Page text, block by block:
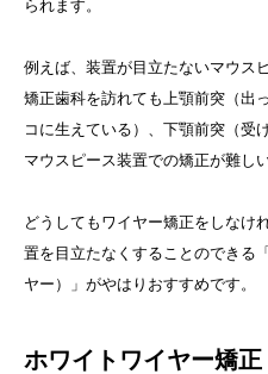
られます。
例えば、装置が目立たないマウス
矯正歯科を訪れても上顎前突（出
コに生えている）、下顎前突（受
マウスピース装置での矯正が難し
どうしてもワイヤー矯正をしなけ
置を目立たなくすることのできる
ヤー）」がやはりおすすめです。
ホワイトワイヤー矯